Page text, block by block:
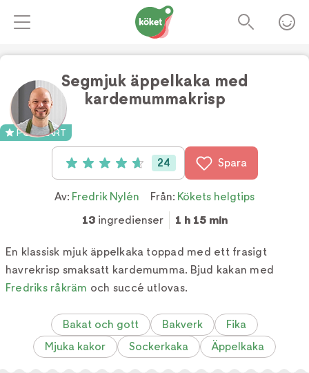
Segmjuk äppelkaka med
kardemummakrisp
POPULÄRT
Betyg: 4.7 av 5 (24 röster)
24 Spara
Av: Fredrik Nylén Från: Kökets helgtips
13ingredienser 1 h 15 min
En klassisk mjuk äppelkaka toppad med ett frasigt
havrekrisp smaksatt kardemumma. Bjud kakan med
Fredriks råkräm och succé utlovas.
Bakat och gott Bakverk
Fika
Mjuka kakor
Sockerkaka Äppelkaka